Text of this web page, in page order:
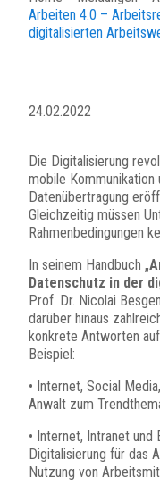
Arbeiten 4.0 –
digitalisierten
24.02.2022
Die Digitalisierung
mobile
Datenübertragung
Gleichzeitig müssen
Rahmenbedingungen
In seinem Handbuch „
Datenschutz in der
Prof. Dr. Nicolai
darüber hinaus
konkrete Antworten
Beispiel:
• Internet, Social
Anwalt zum
• Internet, Intranet und
Digitalisierung für das
Nutzung von